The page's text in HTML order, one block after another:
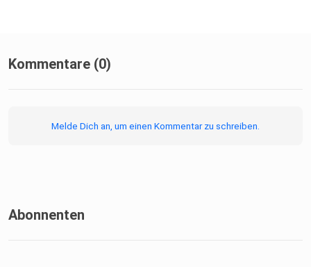
⁠https://www.instagram.com/twonakedsouls/⁠
Vacation | Photoshoot | Workshop
Kommentare (0)
Melde Dich an, um einen Kommentar zu schreiben.
Abonnenten